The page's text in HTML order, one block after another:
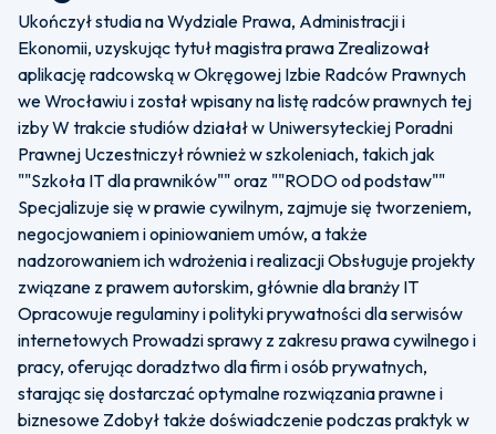
Ukończył studia na Wydziale Prawa, Administracji i
Ekonomii, uzyskując tytuł magistra prawa Zrealizował
aplikację radcowską w Okręgowej Izbie Radców Prawnych
we Wrocławiu i został wpisany na listę radców prawnych tej
izby W trakcie studiów działał w Uniwersyteckiej Poradni
Prawnej Uczestniczył również w szkoleniach, takich jak
""Szkoła IT dla prawników"" oraz ""RODO od podstaw""
Specjalizuje się w prawie cywilnym, zajmuje się tworzeniem,
negocjowaniem i opiniowaniem umów, a także
nadzorowaniem ich wdrożenia i realizacji Obsługuje projekty
związane z prawem autorskim, głównie dla branży IT
Opracowuje regulaminy i polityki prywatności dla serwisów
internetowych Prowadzi sprawy z zakresu prawa cywilnego i
pracy, oferując doradztwo dla firm i osób prywatnych,
starając się dostarczać optymalne rozwiązania prawne i
biznesowe Zdobył także doświadczenie podczas praktyk w